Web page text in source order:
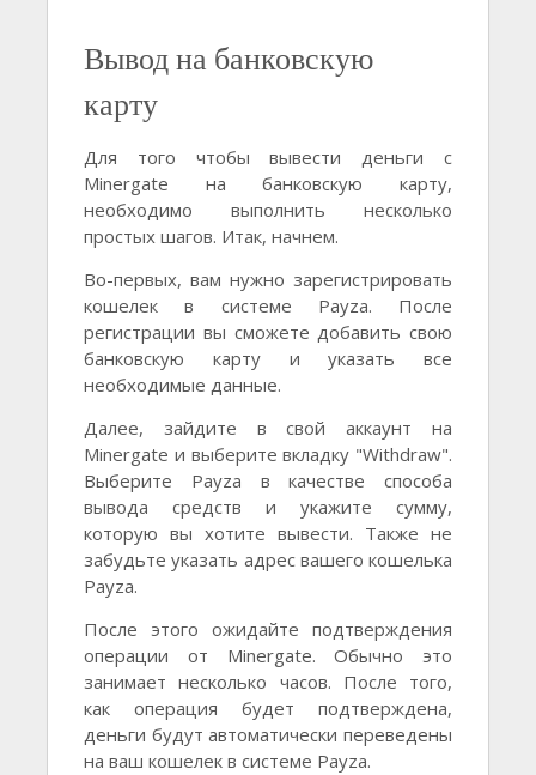
Вывод на банковскую
карту
Для того чтобы вывести деньги с
Minergate на банковскую карту,
необходимо выполнить несколько
простых шагов. Итак, начнем.
Во-первых, вам нужно зарегистрировать
кошелек в системе Payza. После
регистрации вы сможете добавить свою
банковскую карту и указать все
необходимые данные.
Далее, зайдите в свой аккаунт на
Minergate и выберите вкладку "Withdraw".
Выберите Payza в качестве способа
вывода средств и укажите сумму,
которую вы хотите вывести. Также не
забудьте указать адрес вашего кошелька
Payza.
После этого ожидайте подтверждения
операции от Minergate. Обычно это
занимает несколько часов. После того,
как операция будет подтверждена,
деньги будут автоматически переведены
на ваш кошелек в системе Payza.